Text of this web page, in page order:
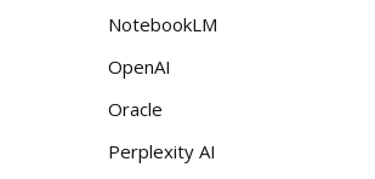
NotebookLM
OpenAI
Oracle
Perplexity AI